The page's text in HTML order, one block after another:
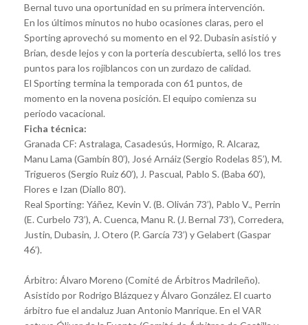
Bernal tuvo una oportunidad en su primera intervención.
En los últimos minutos no hubo ocasiones claras, pero el
Sporting aprovechó su momento en el 92. Dubasin asistió y
Brian, desde lejos y con la portería descubierta, selló los tres
puntos para los rojiblancos con un zurdazo de calidad.
El Sporting termina la temporada con 61 puntos, de
momento en la novena posición. El equipo comienza su
periodo vacacional.
Ficha técnica:
Granada CF: Astralaga, Casadesús, Hormigo, R. Alcaraz,
Manu Lama (Gambín 80’), José Arnáiz (Sergio Rodelas 85’), M.
Trigueros (Sergio Ruiz 60’), J. Pascual, Pablo S. (Baba 60’),
Flores e Izan (Diallo 80’).
Real Sporting: Yáñez, Kevin V. (B. Oliván 73’), Pablo V., Perrin
(E. Curbelo 73’), A. Cuenca, Manu R. (J. Bernal 73’), Corredera,
Justin, Dubasin, J. Otero (P. García 73’) y Gelabert (Gaspar
46’).
Árbitro: Álvaro Moreno (Comité de Árbitros Madrileño).
Asistido por Rodrigo Blázquez y Álvaro González. El cuarto
árbitro fue el andaluz Juan Antonio Manrique. En el VAR